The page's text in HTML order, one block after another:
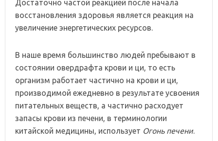
Достаточно частой реакцией после начала
восстановления здоровья является реакция на
увеличение энергетических ресурсов.
В наше время большинство людей пребывают в
состоянии овердрафта крови и ци, то есть
организм работает частично на крови и ци,
производимой ежедневно в результате усвоения
питательных веществ, а частично расходует
запасы крови из печени, в терминологии
китайской медицины, использует Огонь печени.